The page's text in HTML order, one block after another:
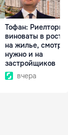
Тофан: Риелторы
виноваты в росте
на жилье,
нужно и на
застройщиков
вчера